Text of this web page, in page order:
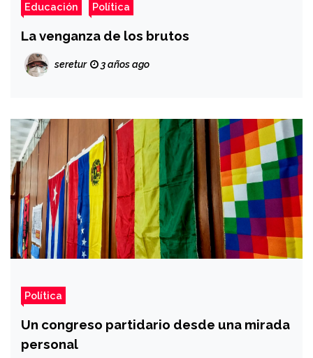
Educación Política
La venganza de los brutos
seretur 3 años ago
Política
Un congreso partidario desde una mirada
personal